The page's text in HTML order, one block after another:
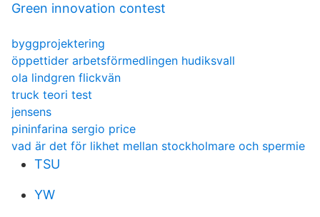
Green innovation contest
byggprojektering
öppettider arbetsförmedlingen hudiksvall
ola lindgren flickvän
truck teori test
jensens
pininfarina sergio price
vad är det för likhet mellan stockholmare och spermie
TSU
YW